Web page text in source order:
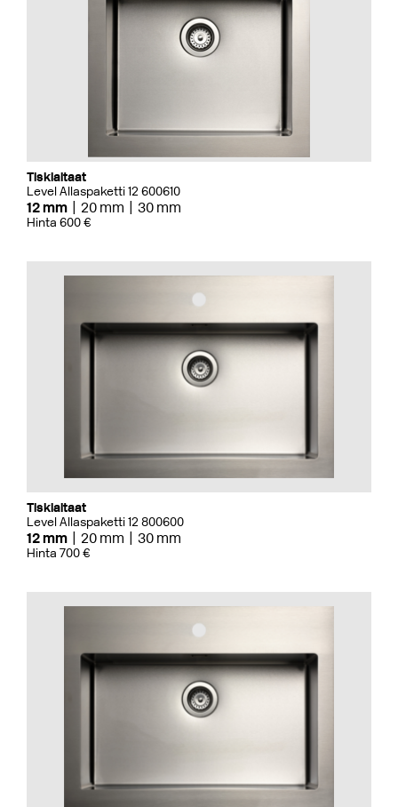
Tiskialtaat
Level Allaspaketti 12 600610
12 mm 20 mm 30 mm
Hinta 600 €
Tiskialtaat
Level Allaspaketti 12 800600
12 mm 20 mm 30 mm
Hinta 700 €